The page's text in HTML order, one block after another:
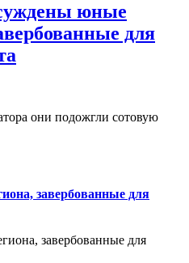
юные
для
они подожгли сотовую
завербованные для